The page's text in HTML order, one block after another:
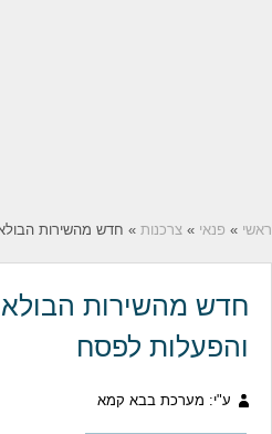
ראשי » פנאי » צרכנות » חדש מהשירות
חדש מהשירות הבולאי:
והפעלות לפסח
ע"י: מערכת בבא קמא